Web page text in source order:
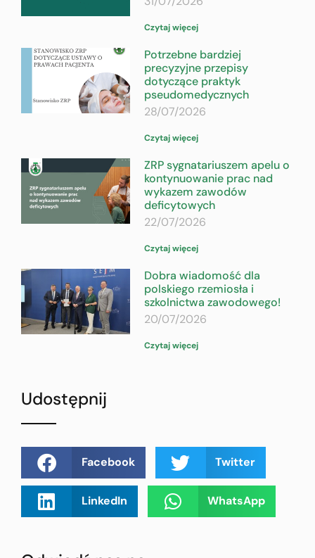
Czytaj więcej
Potrzebne bardziej
precyzyjne przepisy
dotyczące praktyk
pseudomedycznych
28/07/2026
Czytaj więcej
ZRP sygnatariuszem apelu o
kontynuowanie prac nad
wykazem zawodów
deficytowych
22/07/2026
Czytaj więcej
Dobra wiadomość dla
polskiego rzemiosła i
szkolnictwa zawodowego!
20/07/2026
Czytaj więcej
Udostępnij
Facebook Twitter
LinkedIn WhatsApp